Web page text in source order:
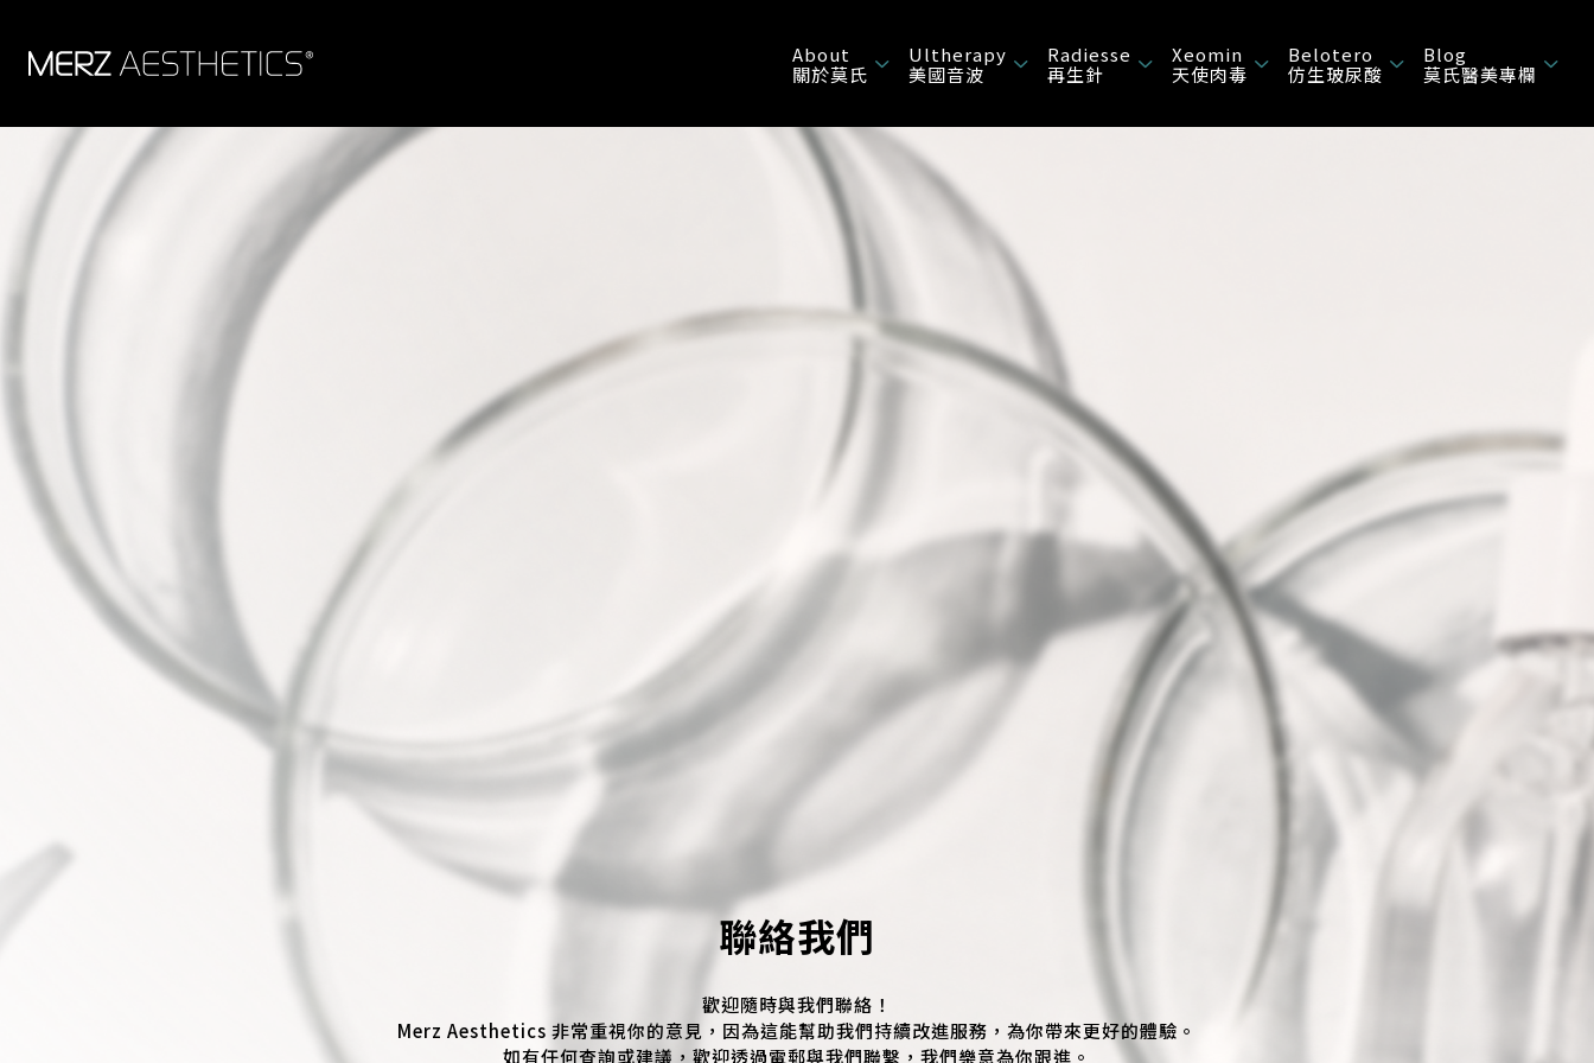
About
關於莫氏
Ultherapy
美國音波
Radiesse
再生針
Xeomin
天使肉毒
Belotero
仿生玻尿酸
Blog
莫氏醫美專欄
聯絡我們
歡迎隨時與我們聯絡！
Merz Aesthetics 非常重視你的意見，因為這能幫助我們持續改進服務，為你帶來更好的體驗。
如有任何查詢或建議，歡迎透過電郵與我們聯繫，我們樂意為你跟進。